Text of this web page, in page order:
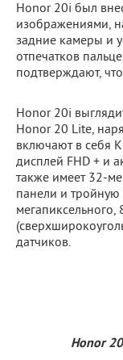
Honor 20i был
изображениями,
задние камеры и
отпечатков
подтверждают,
Honor 20i
Honor 20 Lite,
включают в себя
дисплей FHD + и
также имеет 32-
панели и тройную
мегапиксельного,
датчиков.
Honor